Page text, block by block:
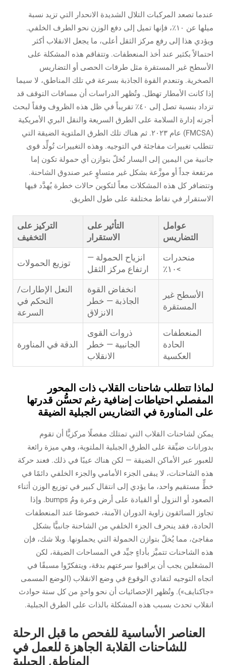
عندما تصعد المركبات التلال الشديدة الانحدار التي تزيد نسبة
ميلها عن ١٠٪، فإنها تميل إلى دفع الوزن نحو الطرف الخلفي.
ويؤدي هذا إلى رفع مركز الثقل أعلى، ما يجعل الانقلاب أكثر
احتمالاً بكثير عند أخذ المنعطفات. وتتفاقم هذه المشكلة على
الأسطح غير المستقرة مثل طرقات الحصى أو التضاريس
الصخرية. وتنعدم القوة الجاذبة بسرعة في تلك المناطق، لا سيما
إذا كانت الأمطار تهطل. وتُظهر الدراسات أن مسافات التوقف قد
تزداد بنسبة تصل إلى ٤٠٪ تقريباً في ظل هذه الظروف وفقاً لبحث
أجرته إدارة السلامة على الطرق السريعة والنقل البري الأمريكية
(FMCSA) عام ٢٠٢٣. ثم هناك تلك الطرق الملتوية الضيقة التي
تتطلب تغييرات مفاجئة في التوجيه. وهذه التغييرات تُولِّد قوى
جانبية من اليمين إلى اليسار تُخلّ بتوازن أي حمولة تكون إما
مرتفعة جداً أو موزَّعة بشكل غير متساوٍ عبر صندوق الشاحنة.
وتتضافر كل هذه المشكلات معاً لتكوين حالات خطرة يُهدَّد فيها
الاستقرار في نقاط مختلفة على طول الطريق.
عوامل
التضاريس
التأثير على
الاستقرار
التركيز على
التخفيف
منحدرات
>١٠٪
انزياح الحمولة —
ارتفاع مركز الثقل
توزيع الحمولات
الأسطح غير
المستقرة
انخفاض القوة
الجاذبة — خطر
الانزلاق
النعل الإطارات/
التحكم في
السرعة
المنعطفات
الحادة
العكسية
ذروات القوى
الجانبية — خطر
الانقلاب
الدقة في المناورة
لماذا تتطلب شاحنات القلاب ذات المحور
المفصلي احتياطات إضافية رغم تحسُّن قدرتها
على المناورة في التضاريس الجبلية الضيقة
يمكن لشاحنات القلاب التي تمتلك مفصلًا مركزيًّا أن تقوم
بدورانات ضيِّقة على الطرق الجبلية الملتوية، وهي ميزة رائعة
للعبور عبر الأماكن الضيقة — لكن هناك عيبًا في ذلك. فعند حركة
هذه الشاحنات، لا يبقى الجزء الأمامي والجزء الخلفي دائمًا في
خطٍّ مستقيم واحد، ما يؤدي إلى انتقال كبير في توزيع الوزن أثناء
الصعود أو النزول أو القيادة على أرض وعرة ومُ bumps. وإذا
تجاوز السائقون زاوية الدوران الآمنة، خصوصًا عند المنعطفات
الحادة، فقد ينحرف الجزء الخلفي من الشاحنة جانبيًّا بشكل
مفاجئ، مما يُخلّ بتوازن الحمولة التي يحملونها. وبلا شك، فإن
هذه الشاحنات تتميَّز بأداءٍ جيِّد في المساحات الضيقة، لكن
المشغلين يجب أن يراقبوا سرعتهم بدقة، ويتفكرّوا مسبقًا في
اتجاه التوجيه لتفادي الوقوع في وضع الانقلاب (الوضع المسمى
«جاكنايف»). وتُظهر الإحصائيات أن نحو واحدٍ من كل ستة حوادث
انقلاب تحدث بسبب هذه المشكلة بالذات على الطرق الجبلية.
العناصر الأساسية للفحص ما قبل الرحلة
للشاحنات القلابة الجاهزة للعمل في
المناطق الجبلية